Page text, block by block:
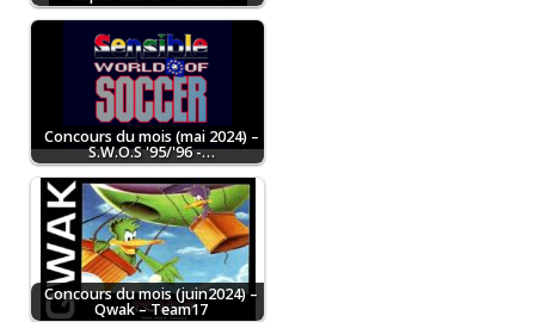
Concours du mois (mai 2024) –
S.W.O.S '95/'96 -…
Concours du mois (juin2024) –
Qwak – Team17